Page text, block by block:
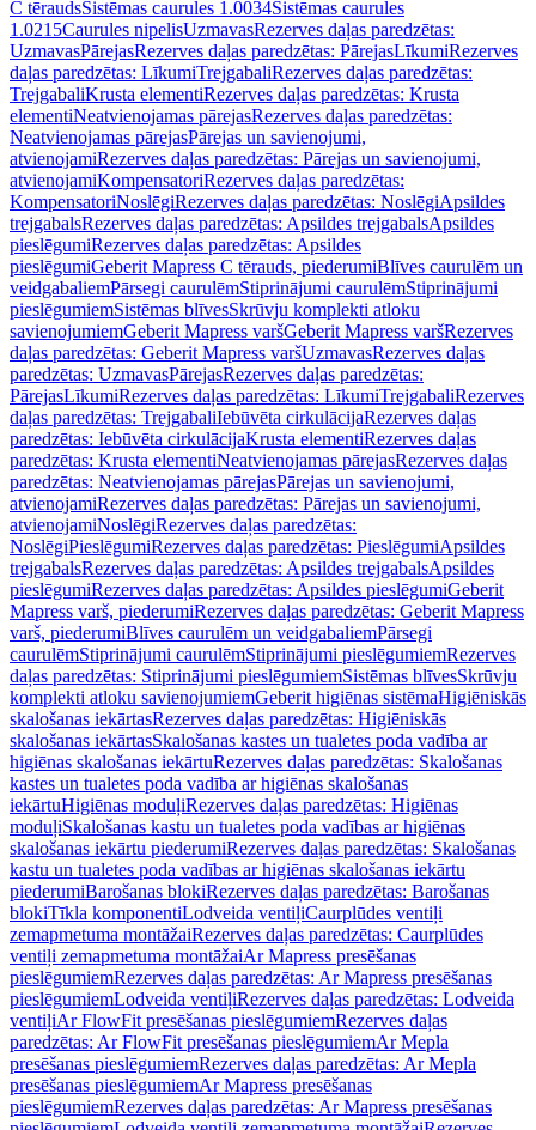
C tēraudsSistēmas caurules 1.0034Sistēmas caurules
1.0215Caurules nipelisUzmavasRezerves daļas paredzētas:
UzmavasPārejasRezerves daļas paredzētas: PārejasLīkumiRezerves
daļas paredzētas: LīkumiTrejgabaliRezerves daļas paredzētas:
TrejgabaliKrusta elementiRezerves daļas paredzētas: Krusta
elementiNeatvienojamas pārejasRezerves daļas paredzētas:
Neatvienojamas pārejasPārejas un savienojumi,
atvienojamiRezerves daļas paredzētas: Pārejas un savienojumi,
atvienojamiKompensatoriRezerves daļas paredzētas:
KompensatoriNoslēgiRezerves daļas paredzētas: NoslēgiApsildes
trejgabalsRezerves daļas paredzētas: Apsildes trejgabalsApsildes
pieslēgumiRezerves daļas paredzētas: Apsildes
pieslēgumiGeberit Mapress C tērauds, piederumiBlīves caurulēm un
veidgabaliemPārsegi caurulēmStiprinājumi caurulēmStiprinājumi
pieslēgumiemSistēmas blīvesSkrūvju komplekti atloku
savienojumiemGeberit Mapress varšGeberit Mapress varšRezerves
daļas paredzētas: Geberit Mapress varšUzmavasRezerves daļas
paredzētas: UzmavasPārejasRezerves daļas paredzētas:
PārejasLīkumiRezerves daļas paredzētas: LīkumiTrejgabaliRezerves
daļas paredzētas: TrejgabaliIebūvēta cirkulācijaRezerves daļas
paredzētas: Iebūvēta cirkulācijaKrusta elementiRezerves daļas
paredzētas: Krusta elementiNeatvienojamas pārejasRezerves daļas
paredzētas: Neatvienojamas pārejasPārejas un savienojumi,
atvienojamiRezerves daļas paredzētas: Pārejas un savienojumi,
atvienojamiNoslēgiRezerves daļas paredzētas:
NoslēgiPieslēgumiRezerves daļas paredzētas: PieslēgumiApsildes
trejgabalsRezerves daļas paredzētas: Apsildes trejgabalsApsildes
pieslēgumiRezerves daļas paredzētas: Apsildes pieslēgumiGeberit
Mapress varš, piederumiRezerves daļas paredzētas: Geberit Mapress
varš, piederumiBlīves caurulēm un veidgabaliemPārsegi
caurulēmStiprinājumi caurulēmStiprinājumi pieslēgumiemRezerves
daļas paredzētas: Stiprinājumi pieslēgumiemSistēmas blīvesSkrūvju
komplekti atloku savienojumiemGeberit higiēnas sistēmaHigiēniskās
skalošanas iekārtasRezerves daļas paredzētas: Higiēniskās
skalošanas iekārtasSkalošanas kastes un tualetes poda vadība ar
higiēnas skalošanas iekārtuRezerves daļas paredzētas: Skalošanas
kastes un tualetes poda vadība ar higiēnas skalošanas
iekārtuHigiēnas moduļiRezerves daļas paredzētas: Higiēnas
moduļiSkalošanas kastu un tualetes poda vadības ar higiēnas
skalošanas iekārtu piederumiRezerves daļas paredzētas: Skalošanas
kastu un tualetes poda vadības ar higiēnas skalošanas iekārtu
piederumiBarošanas blokiRezerves daļas paredzētas: Barošanas
blokiTīkla komponentiLodveida ventiļiCaurplūdes ventiļi
zemapmetuma montāžaiRezerves daļas paredzētas: Caurplūdes
ventiļi zemapmetuma montāžaiAr Mapress presēšanas
pieslēgumiemRezerves daļas paredzētas: Ar Mapress presēšanas
pieslēgumiemLodveida ventiļiRezerves daļas paredzētas: Lodveida
ventiļiAr FlowFit presēšanas pieslēgumiemRezerves daļas
paredzētas: Ar FlowFit presēšanas pieslēgumiemAr Mepla
presēšanas pieslēgumiemRezerves daļas paredzētas: Ar Mepla
presēšanas pieslēgumiemAr Mapress presēšanas
pieslēgumiemRezerves daļas paredzētas: Ar Mapress presēšanas